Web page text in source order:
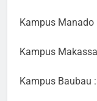
Kampus Manado
Kampus
Kampus Baubau :